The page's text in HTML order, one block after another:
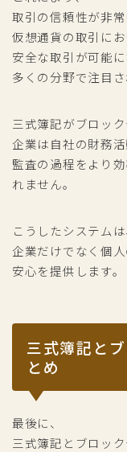
取引の信頼性が非常
仮想通貨の取引にお
安全な取引が可能に
多くの分野で注目さ
三式簿記がブロッ
企業は自社の財務活
監査の過程をより
れません。
こうしたシステムは
企業だけでなく個
安心を提供します。
三式簿記と
とめ
最後に、
三式簿記とブロッ